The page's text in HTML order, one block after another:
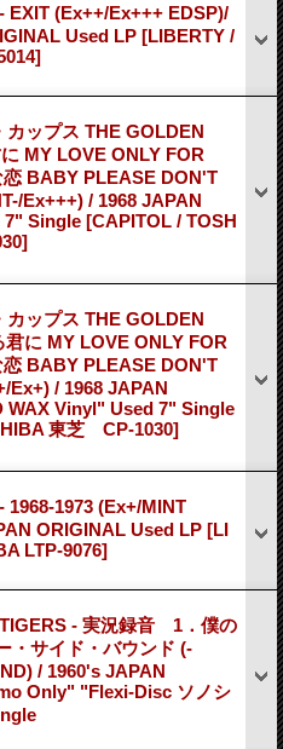
EXIT (Ex++/Ex+++ EDSP)/
Used LP [LIBERTY /
カップス THE GOLDEN
MY LOVE ONLY FOR
BABY PLEASE DON'T
Ex+++) / 1968 JAPAN
7" Single [CAPITOL / TOSH
カップス THE GOLDEN
に MY LOVE ONLY FOR
BABY PLEASE DON'T
Ex+) / 1968 JAPAN
WAX Vinyl" Used 7" Single
東芝 CP-1030]
1968-1973 (Ex+/MINT
ORIGINAL Used LP [LI
LTP-9076]
- 実況録音 1．僕の
サイド・バウンド (-
/ 1960's JAPAN
Only" "Flexi-Disc ソノシ